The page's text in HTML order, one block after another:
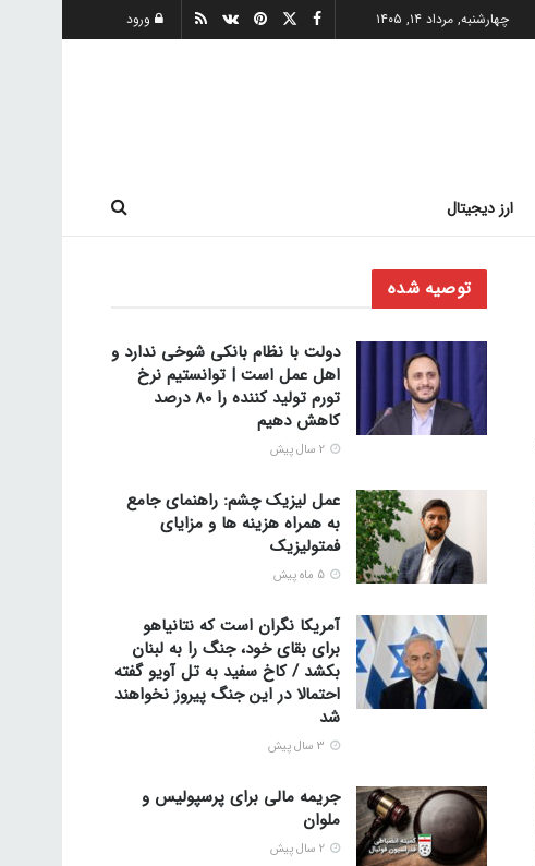
چهارشنبه, مرداد ۱۴, ۱۴۰۵ ورود
ارز دیجیتال
توصیه شده
دولت با نظام بانکی شوخی ندارد و
اهل عمل است | توانستیم نرخ
تورم تولید کننده را 80 درصد
کاهش دهیم
عمل لیزیک چشم: راهنمای جامع
به همراه هزینه ها و مزایای
فمتولیزیک
آمریکا نگران است که نتانیاهو
برای بقای خود، جنگ را به لبنان
بکشد / کاخ سفید به تل آویو گفته
احتمالا در این جنگ پیروز نخواهند
شد
جریمه مالی برای پرسپولیس و
ملوان